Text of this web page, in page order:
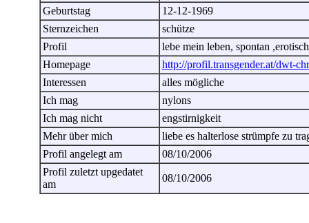
Geburtstag
12-12-1969
Sternzeichen
schütze
Profil
lebe mein leben, spontan
Homepage
http://profil.transgender.at/dwt-
Interessen
alles mögliche
Ich mag
nylons
Ich mag nicht
engstirnigkeit
Mehr über mich
liebe es halterlose strümpfe zu
Profil angelegt am
08/10/2006
Profil zuletzt upgedatet
am
08/10/2006